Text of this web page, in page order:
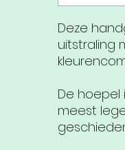
Deze
uitstraling
De
meest